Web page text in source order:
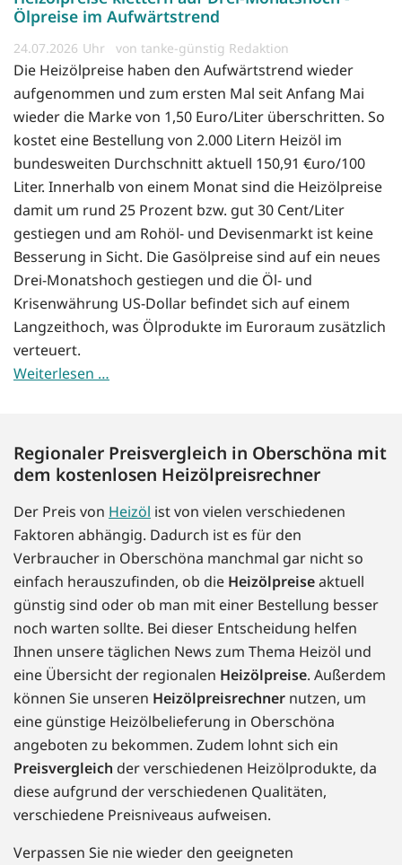
Ölpreise im Aufwärtstrend
24.07.2026 von tanke-günstig Redaktion
Die Heizölpreise haben den Aufwärtstrend wieder
aufgenommen und zum ersten Mal seit Anfang Mai
wieder die Marke von 1,50 Euro/Liter überschritten. So
kostet eine Bestellung von 2.000 Litern Heizöl im
bundesweiten Durchschnitt aktuell 150,91 €uro/100
Liter. Innerhalb von einem Monat sind die Heizölpreise
damit um rund 25 Prozent bzw. gut 30 Cent/Liter
gestiegen und am Rohöl- und Devisenmarkt ist keine
Besserung in Sicht. Die Gasölpreise sind auf ein neues
Drei-Monatshoch gestiegen und die Öl- und
Krisenwährung US-Dollar befindet sich auf einem
Langzeithoch, was Ölprodukte im Euroraum zusätzlich
verteuert.
Weiterlesen …
Regionaler Preisvergleich in Oberschöna mit
dem kostenlosen Heizölpreisrechner
Der Preis von Heizöl ist von vielen verschiedenen
Faktoren abhängig. Dadurch ist es für den
Verbraucher in Oberschöna manchmal gar nicht so
einfach herauszufinden, ob die Heizölpreiseaktuell
günstig sind oder ob man mit einer Bestellung besser
noch warten sollte. Bei dieser Entscheidung helfen
Ihnen unsere täglichen News zum Thema Heizöl und
eine Übersicht der regionalen Heizölpreise. Außerdem
können Sie unseren Heizölpreisrechner nutzen, um
eine günstige Heizölbelieferung in Oberschöna
angeboten zu bekommen. Zudem lohnt sich ein
Preisvergleich der verschiedenen Heizölprodukte, da
diese aufgrund der verschiedenen Qualitäten,
verschiedene Preisniveaus aufweisen.
Verpassen Sie nie wieder den geeigneten